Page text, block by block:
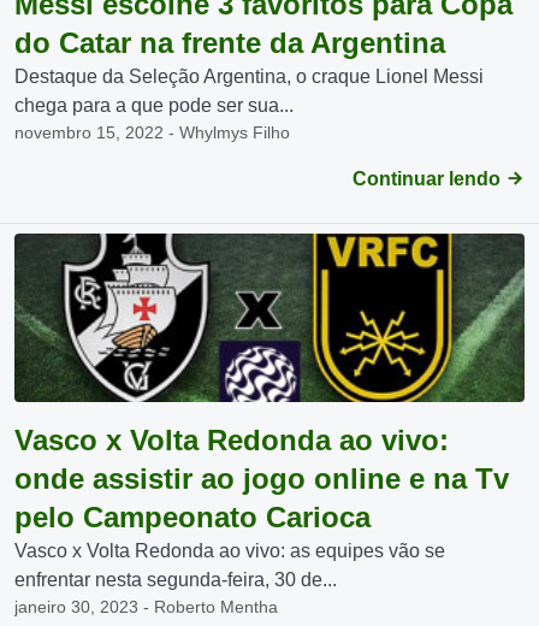
do Catar na frente da Argentina
Destaque da Seleção Argentina, o craque Lionel Messi
chega para a que pode ser sua...
novembro 15, 2022 - Whylmys Filho
Continuar lendo
Vasco x Volta Redonda ao vivo:
onde assistir ao jogo online e na Tv
pelo Campeonato Carioca
Vasco x Volta Redonda ao vivo: as equipes vão se
enfrentar nesta segunda-feira, 30 de...
janeiro 30, 2023 - Roberto Mentha